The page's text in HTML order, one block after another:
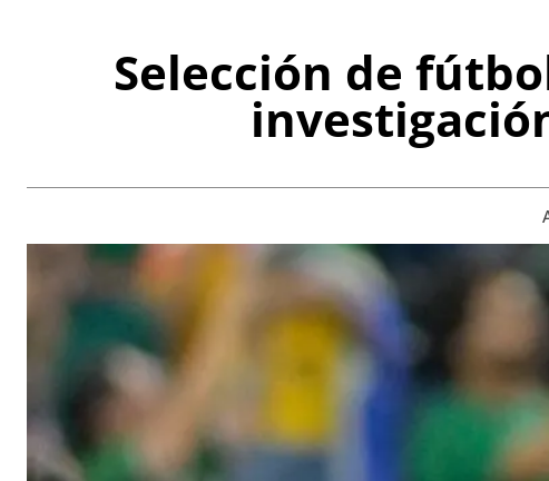
Selección de